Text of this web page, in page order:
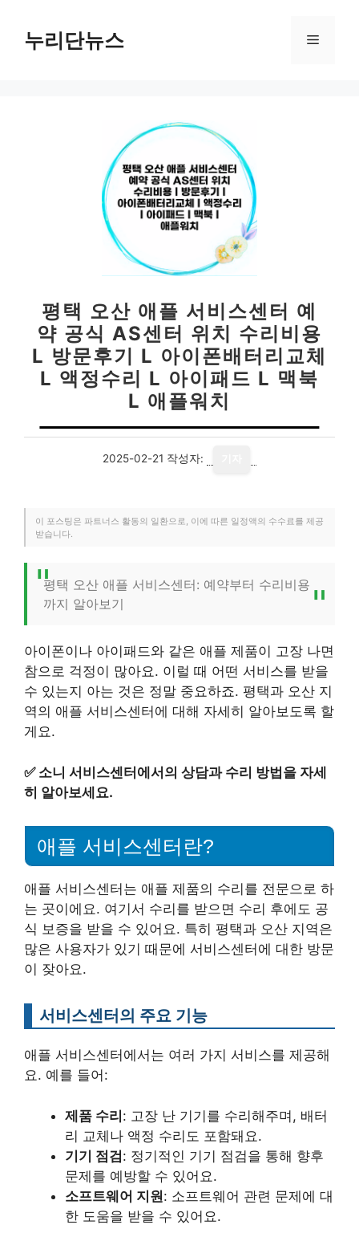
누리단뉴스 메
평택 오산 애플 서비스센터 예
약 공식 AS센터 위치 수리비용
L 방문후기 L 아이폰배터리교체
L 액정수리 L 아이패드 L 맥북
L 애플워치
2025-02-21 작성자:
이 포스팅은 파트너스 활동의 일환으로, 이에 따른 일정액의 수수료를 제공
받습니다.
평택 오산 애플 서비스센터: 예약부터 수리비용
까지 알아보기
아이폰이나 아이패드와 같은 애플 제품이 고장 나면
참으로 걱정이 많아요. 이럴 때 어떤 서비스를 받을
수 있는지 아는 것은 정말 중요하죠. 평택과 오산 지
역의 애플 서비스센터에 대해 자세히 알아보도록 할
게요.
✅ 소니 서비스센터에서의 상담과 수리 방법을 자세
히 알아보세요.
애플 서비스센터란?
애플 서비스센터는 애플 제품의 수리를 전문으로 하
는 곳이에요. 여기서 수리를 받으면 수리 후에도 공
식 보증을 받을 수 있어요. 특히 평택과 오산 지역은
많은 사용자가 있기 때문에 서비스센터에 대한 방문
이 잦아요.
서비스센터의 주요 기능
애플 서비스센터에서는 여러 가지 서비스를 제공해
요. 예를 들어:
제품 수리: 고장 난 기기를 수리해주며, 배터
리 교체나 액정 수리도 포함돼요.
기기 점검: 정기적인 기기 점검을 통해 향후
문제를 예방할 수 있어요.
소프트웨어 지원: 소프트웨어 관련 문제에 대
한 도움을 받을 수 있어요.